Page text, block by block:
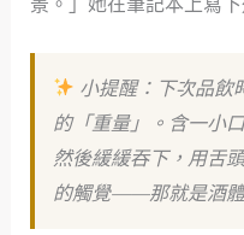
小提醒：下次品飲
的「重量」。含一小
然後緩緩吞下，用舌
的觸覺——那就是酒體